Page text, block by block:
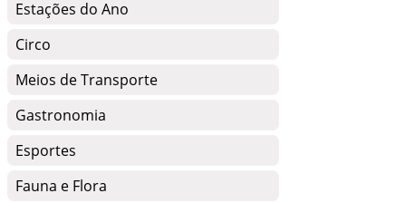
Estações do Ano
Circo
Meios de Transporte
Gastronomia
Esportes
Fauna e Flora